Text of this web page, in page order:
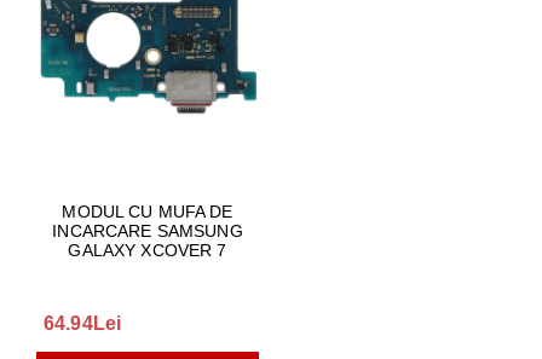
MODUL CU MUFA DE
INCARCARE SAMSUNG
GALAXY XCOVER 7
64.94Lei